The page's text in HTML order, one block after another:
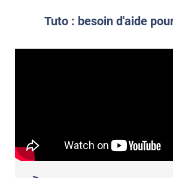
Tuto : besoin d'aide